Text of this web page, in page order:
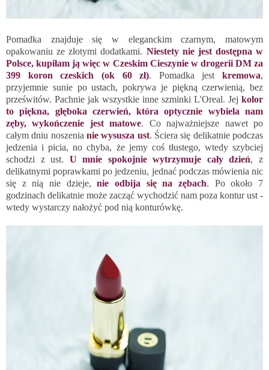
Pomadka znajduje się w eleganckim czarnym, matowym
opakowaniu ze złotymi dodatkami. Niestety nie jest dostępna w
Polsce, kupiłam ją więc w Czeskim Cieszynie w drogerii DM za
399 koron czeskich (ok 60 zł). Pomadka jest kremowa,
przyjemnie sunie po ustach, pokrywa je piękną czerwienią, bez
prześwitów. Pachnie jak wszystkie inne szminki L'Oreal. Jej kolor
to piękna, głęboka czerwień, która optycznie wybiela nam
zęby, wykończenie jest matowe. Co najważniejsze nawet po
całym dniu noszenia nie wysusza ust. Ściera się delikatnie podczas
jedzenia i picia, no chyba, że jemy coś tłustego, wtedy szybciej
schodzi z ust. U mnie spokojnie wytrzymuje cały dzień, z
delikatnymi poprawkami po jedzeniu, jednać podczas mówienia nic
się z nią nie dzieje,nie odbija się na zębach. Po około 7
godzinach delikatnie może zacząć wychodzić nam poza kontur ust -
wtedy wystarczy nałożyć pod nią konturówkę.